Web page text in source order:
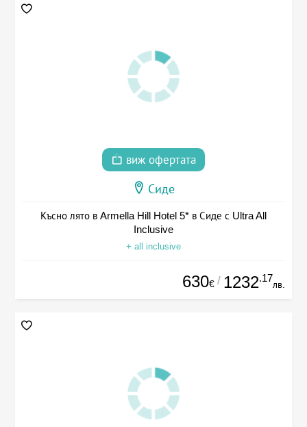
виж офертата
Сиде
Късно лято в Armella Hill Hotel 5* в Сиде с Ultra All
Inclusive
+ all inclusive
630€ / 1232.17
лв.